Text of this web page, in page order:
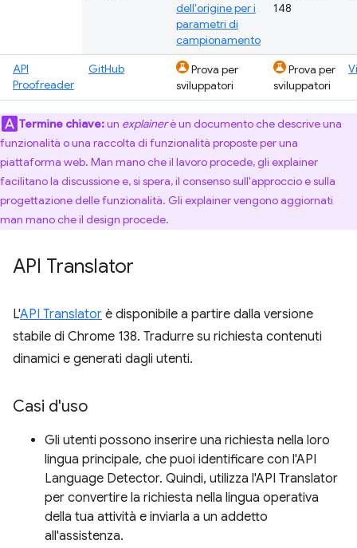
dell'origine per i
parametri di
campionamento
148
API
Proofreader
GitHub
Prova per
sviluppatori
Prova per
sviluppatori
Termine chiave:un explainerè un documento che descrive una
funzionalità o una raccolta di funzionalità proposte per una
piattaforma web. Man mano che il lavoro procede, gli explainer
facilitano la discussione e, si spera, il consenso sull'approccio e sulla
progettazione delle funzionalità. Gli explainer vengono aggiornati
man mano che il design procede.
API Translator
L'API Translator è disponibile a partire dalla versione
stabile di Chrome 138. Tradurre su richiesta contenuti
dinamici e generati dagli utenti.
Casi d'uso
Gli utenti possono inserire una richiesta nella loro
lingua principale, che puoi identificare con l'API
Language Detector. Quindi, utilizza l'API Translator
per convertire la richiesta nella lingua operativa
della tua attività e inviarla a un addetto
all'assistenza.